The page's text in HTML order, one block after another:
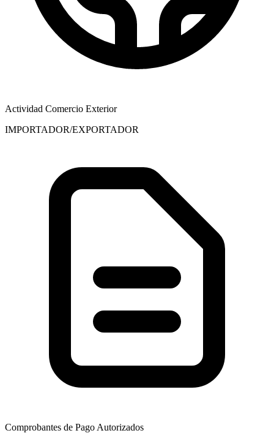
Actividad Comercio Exterior
IMPORTADOR/EXPORTADOR
Comprobantes de Pago Autorizados